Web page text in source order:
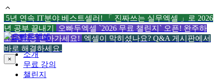
5년 연속 IT분야 베스트셀러! 「 진짜쓰는 실무엑셀 」로 2026
년 공부 끝내기
오빠두엑셀 `2026 무료 챌린지` 오픈! 완주하
고 수료증 받아가세요! 엑셀이 막히셨나요? Q&A 게시판에서
바로 해결하세요.
×
컨
텐
츠
로
소개
무료 강의
챌린지